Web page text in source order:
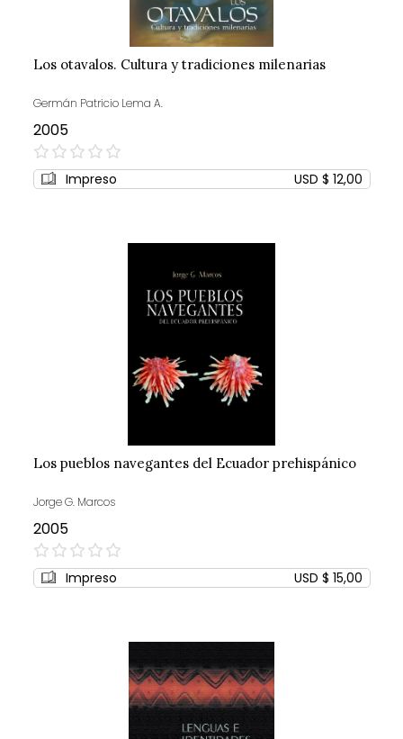
Los otavalos. Cultura y tradiciones milenarias
Germán Patricio Lema A.
2005
0%
Impreso USD $ 12,00
Los pueblos navegantes del Ecuador prehispánico
Jorge G. Marcos
2005
0%
Impreso USD $ 15,00